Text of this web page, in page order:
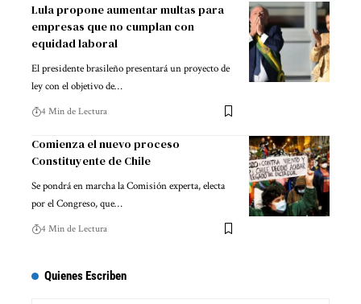
Lula propone aumentar multas para
empresas que no cumplan con
equidad laboral
El presidente brasileño presentará un proyecto de
ley con el objetivo de…
4 Min de Lectura
Comienza el nuevo proceso
Constituyente de Chile
Se pondrá en marcha la Comisión experta, electa
por el Congreso, que…
4 Min de Lectura
Quienes Escriben